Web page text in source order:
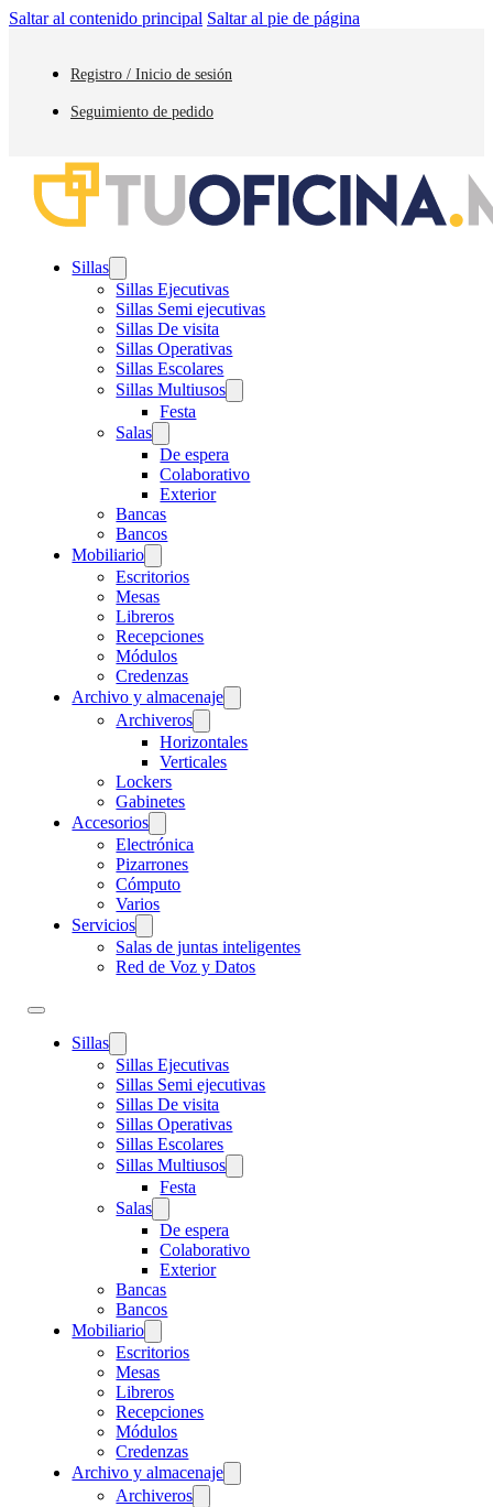
Saltar al contenido principal Saltar al pie de página
Registro / Inicio de sesión
Seguimiento de pedido
Sillas
Sillas Ejecutivas
Sillas Semi ejecutivas
Sillas De visita
Sillas Operativas
Sillas Escolares
Sillas Multiusos
Festa
Salas
De espera
Colaborativo
Exterior
Bancas
Bancos
Mobiliario
Escritorios
Mesas
Libreros
Recepciones
Módulos
Credenzas
Archivo y almacenaje
Archiveros
Horizontales
Verticales
Lockers
Gabinetes
Accesorios
Electrónica
Pizarrones
Cómputo
Varios
Servicios
Salas de juntas inteligentes
Red de Voz y Datos
Sillas
Sillas Ejecutivas
Sillas Semi ejecutivas
Sillas De visita
Sillas Operativas
Sillas Escolares
Sillas Multiusos
Festa
Salas
De espera
Colaborativo
Exterior
Bancas
Bancos
Mobiliario
Escritorios
Mesas
Libreros
Recepciones
Módulos
Credenzas
Archivo y almacenaje
Archiveros